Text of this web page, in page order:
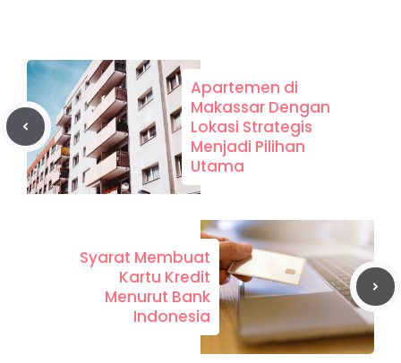
Apartemen di
Makassar Dengan
Lokasi Strategis
Menjadi Pilihan
Utama
Syarat Membuat
Kartu Kredit
Menurut Bank
Indonesia